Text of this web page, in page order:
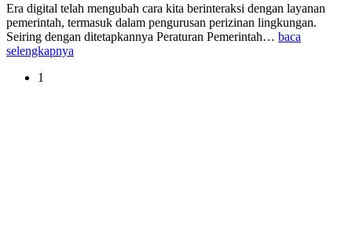
Era digital telah mengubah cara kita berinteraksi dengan layanan
pemerintah, termasuk dalam pengurusan perizinan lingkungan.
Seiring dengan ditetapkannya Peraturan Pemerintah… baca
selengkapnya
1